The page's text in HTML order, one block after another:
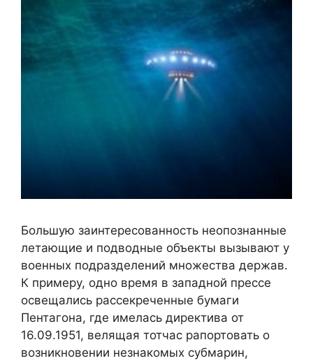
Большую заинтересованность неопознанные
летающие и подводные объекты вызывают у
военных подразделений множества держав.
К примеру, одно время в западной прессе
освещались рассекреченные бумаги
Пентагона, где имелась директива от
16.09.1951, велящая тотчас рапортовать о
возникновении незнакомых субмарин,